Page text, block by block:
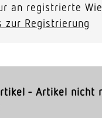
an registrierte
zur Registrierung
- Artikel nicht